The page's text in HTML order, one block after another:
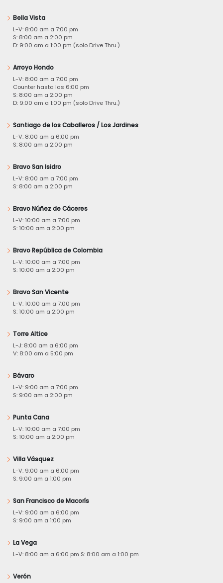
Bella Vista
L-V: 8:00 am a 7:00 pm
S: 8:00 am a 2:00 pm
D: 9:00 am a 1:00 pm (solo Drive Thru.)
Arroyo Hondo
L-V: 8:00 am a 7:00 pm
Counter hasta las 6:00 pm
S: 8:00 am a 2:00 pm
D: 9:00 am a 1:00 pm (solo Drive Thru.)
Santiago de los Caballeros / Los Jardines
L-V: 8:00 am a 6:00 pm
S: 8:00 am a 2:00 pm
Bravo San Isidro
L-V: 8:00 am a 7:00 pm
S: 8:00 am a 2:00 pm
Bravo Núñez de Cáceres
L-V: 10:00 am a 7:00 pm
S: 10:00 am a 2:00 pm
Bravo República de Colombia
L-V: 10:00 am a 7:00 pm
S: 10:00 am a 2:00 pm
Bravo San Vicente
L-V: 10:00 am a 7:00 pm
S: 10:00 am a 2:00 pm
Torre Altice
L-J: 8:00 am a 6:00 pm
V: 8:00 am a 5:00 pm
Bávaro
L-V: 9:00 am a 7:00 pm
S: 9:00 am a 2:00 pm
Punta Cana
L-V: 10:00 am a 7:00 pm
S: 10:00 am a 2:00 pm
Villa Vásquez
L-V: 9:00 am a 6:00 pm
S: 9:00 am a 1:00 pm
San Francisco de Macorís
L-V: 9:00 am a 6:00 pm
S: 9:00 am a 1:00 pm
La Vega
L-V: 8:00 am a 6:00 pm S: 8:00 am a 1:00 pm
Verón